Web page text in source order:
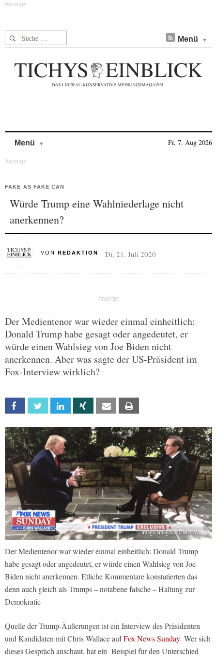
Suche nach: Menü
Menü Fr, 7. Aug 2026
FAKE AS FAKE CAN
Würde Trump eine Wahlniederlage nicht
anerkennen?
VON REDAKTION Di, 21. Juli 2020
Der Medientenor war wieder einmal einheitlich:
Donald Trump habe gesagt oder angedeutet, er
würde einen Wahlsieg von Joe Biden nicht
anerkennen. Aber was sagte der US-Präsident im
Fox-Interview wirklich?
Facebook Twitter Linkedin Xing Email
imago Images/ZUMA Wire
Der Medientenor war wieder einmal einheitlich: Donald Trump
habe gesagt oder angedeutet, er würde einen Wahlsieg von Joe
Biden nicht anerkennen. Etliche Kommentare konstatierten das
denn auch gleich als Trumps – notabene falsche – Haltung zur
Demokratie
Quelle der Trump-Äußerungen ist ein Interview des Präsidenten
und Kandidaten mit Chris Wallace aufFox News Sunday. Wer sich
dieses Gespräch anschaut, hat ein Beispiel für den Unterschied